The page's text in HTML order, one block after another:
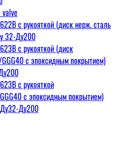
с рукояткой (диск нерж. сталь
32-Ду200
с рукояткой (диск
с эпоксидным покрытием)
с рукояткой
GGG40 с эпоксидным покрытием)
Ду32-Ду200